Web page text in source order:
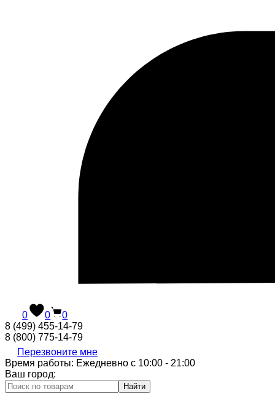
0 0
0
8 (499) 455-14-79
8 (800) 775-14-79
Перезвоните мне
Время работы: Ежедневно с 10:00 - 21:00
Ваш город:
Найти